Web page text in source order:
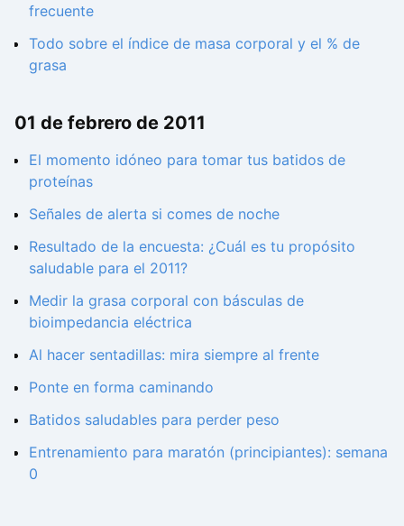
frecuente
Todo sobre el índice de masa corporal y el % de
grasa
01 de febrero de 2011
El momento idóneo para tomar tus batidos de
proteínas
Señales de alerta si comes de noche
Resultado de la encuesta: ¿Cuál es tu propósito
saludable para el 2011?
Medir la grasa corporal con básculas de
bioimpedancia eléctrica
Al hacer sentadillas: mira siempre al frente
Ponte en forma caminando
Batidos saludables para perder peso
Entrenamiento para maratón (principiantes): semana
0